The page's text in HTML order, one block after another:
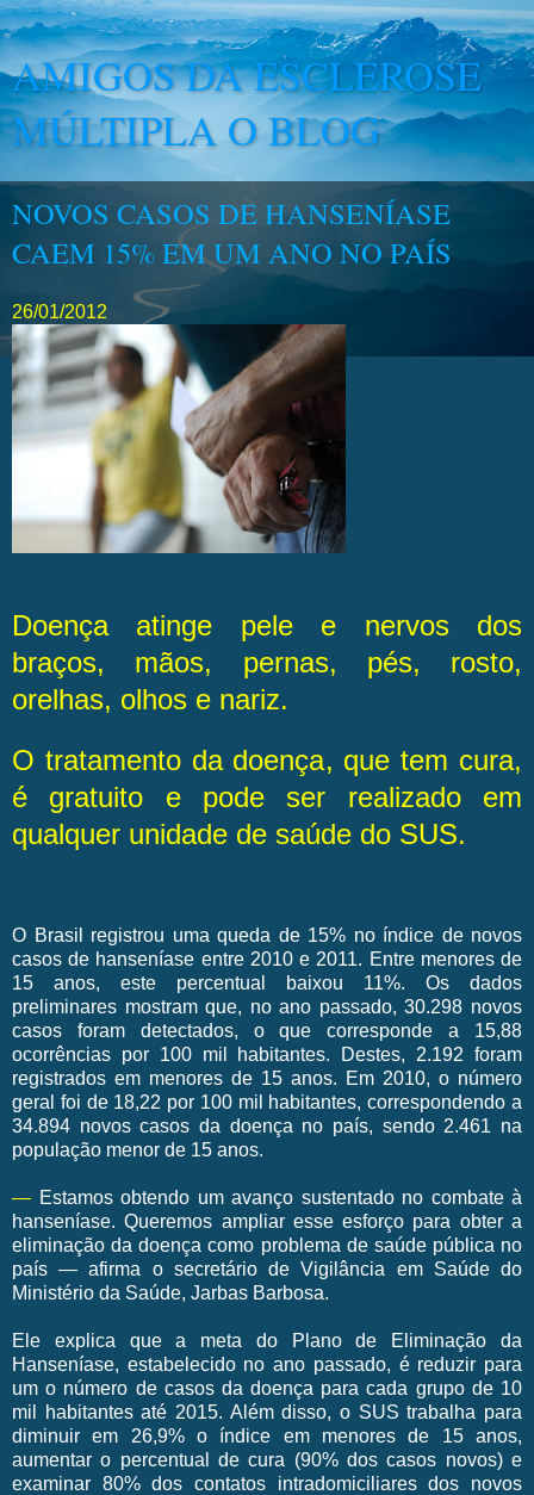
AMIGOS DA ESCLEROSE
MÚLTIPLA O BLOG
NOVOS CASOS DE HANSENÍASE
CAEM 15% EM UM ANO NO PAÍS
26/01/2012
Doença atinge pele e nervos dos
braços, mãos, pernas, pés, rosto,
orelhas, olhos e nariz.
O tratamento da doença, que tem cura,
é gratuito e pode ser realizado em
qualquer unidade de saúde do SUS.
O Brasil registrou uma queda de 15% no índice de novos
casos de hanseníase entre 2010 e 2011. Entre menores de
15 anos, este percentual baixou 11%. Os dados
preliminares mostram que, no ano passado, 30.298 novos
casos foram detectados, o que corresponde a 15,88
ocorrências por 100 mil habitantes. Destes, 2.192 foram
registrados em menores de 15 anos. Em 2010, o número
geral foi de 18,22 por 100 mil habitantes, correspondendo a
34.894 novos casos da doença no país, sendo 2.461 na
população menor de 15 anos.
— Estamos obtendo um avanço sustentado no combate à
hanseníase. Queremos ampliar esse esforço para obter a
eliminação da doença como problema de saúde pública no
país — afirma o secretário de Vigilância em Saúde do
Ministério da Saúde, Jarbas Barbosa.
Ele explica que a meta do Plano de Eliminação da
Hanseníase, estabelecido no ano passado, é reduzir para
um o número de casos da doença para cada grupo de 10
mil habitantes até 2015. Além disso, o SUS trabalha para
diminuir em 26,9% o índice em menores de 15 anos,
aumentar o percentual de cura (90% dos casos novos) e
examinar 80% dos contatos intradomiciliares dos novos